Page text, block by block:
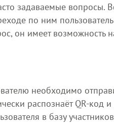
задаваемые
по ним
он имеет возможность
необходимо
распознаёт QR-код
в базу